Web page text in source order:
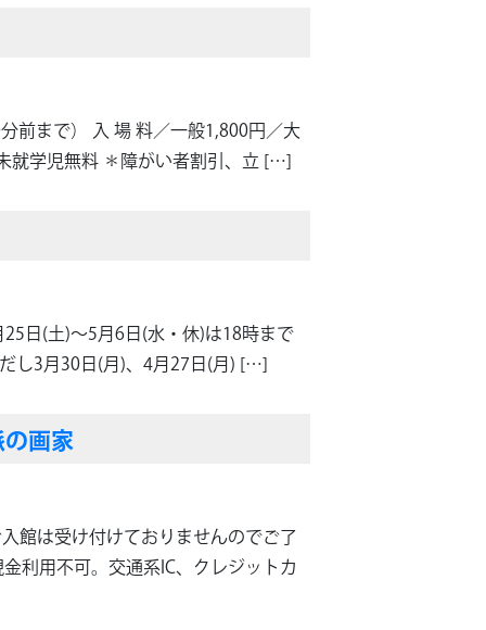
前まで） 入 場 料／一般1,800円／大
就学児無料 ＊障がい者割引、立 […]
日(土)～5月6日(水・休)は18時まで
し3月30日(月)、4月27日(月) […]
画家
館は受け付けておりませんのでご了
利用不可。交通系IC、クレジットカ